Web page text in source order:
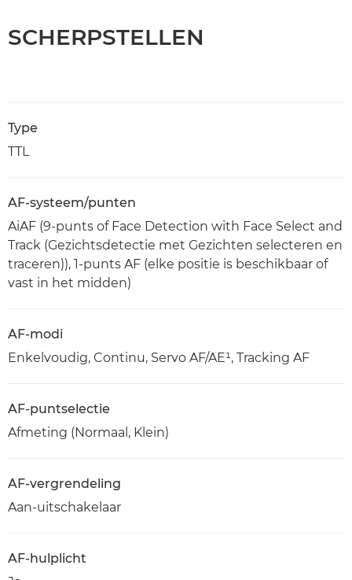
SCHERPSTELLEN
Type
TTL
AF-systeem/punten
AiAF (9-punts of Face Detection with Face Select and
Track (Gezichtsdetectie met Gezichten selecteren en
traceren)), 1-punts AF (elke positie is beschikbaar of
vast in het midden)
AF-modi
Enkelvoudig, Continu, Servo AF/AE¹, Tracking AF
AF-puntselectie
Afmeting (Normaal, Klein)
AF-vergrendeling
Aan-uitschakelaar
AF-hulplicht